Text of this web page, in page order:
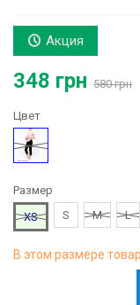
Акция
348 грн 580 грн
Цвет
Черный
Размер
XS
S M L
В этом размере